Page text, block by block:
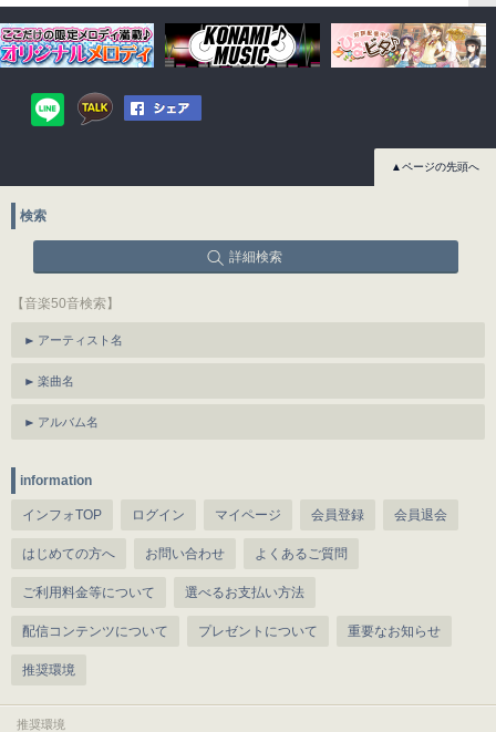
▲ページの先頭へ
検索
詳細検索
【音楽50音検索】
アーティスト名
楽曲名
アルバム名
information
インフォTOP ログイン マイページ 会員登録 会員退会
はじめての方へ お問い合わせ よくあるご質問
ご利用料金等について 選べるお支払い方法
配信コンテンツについて プレゼントについて 重要なお知らせ
推奨環境
推奨環境